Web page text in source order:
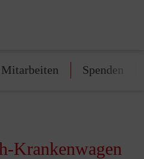
Mitarbeiten Spenden
Krankenwagen